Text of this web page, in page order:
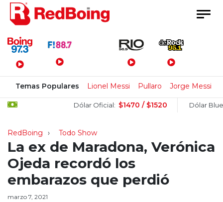
Menú Principal
Temas Populares Lionel Messi Pullaro Jorge Messi
Dólar Oficial: $1470 / $1520 Dólar Blue:
RedBoing Todo Show
La ex de Maradona, Verónica
Ojeda recordó los
embarazos que perdió
marzo 7, 2021